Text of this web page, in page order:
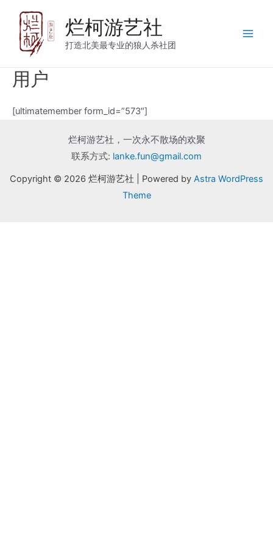
烂柯游艺社
打造北美最专业的狼人杀社团
用户
[ultimatemember form_id=”573″]
烂柯游艺社，一次永不散场的欢聚
联系方式: lanke.fun@gmail.com
Copyright © 2026 烂柯游艺社 | Powered by Astra WordPress
Theme